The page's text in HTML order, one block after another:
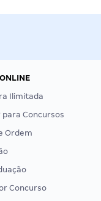
Ilimitada
para Concursos
Ordem
Concurso